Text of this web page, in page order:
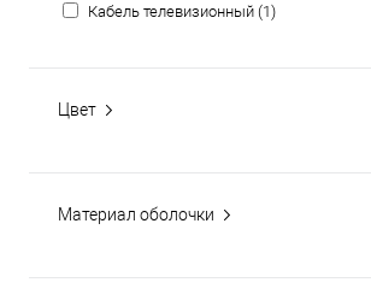
Кабель телевизионный (1)
Цвет
Материал оболочки